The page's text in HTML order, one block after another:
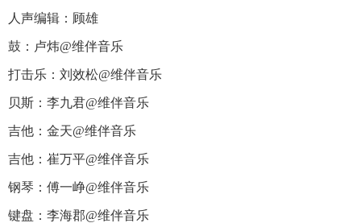
人声编辑：顾雄
鼓：卢炜@维伴音乐
打击乐：刘效松@维伴音乐
贝斯：李九君@维伴音乐
吉他：金天@维伴音乐
吉他：崔万平@维伴音乐
钢琴：傅一峥@维伴音乐
键盘：李海郡@维伴音乐